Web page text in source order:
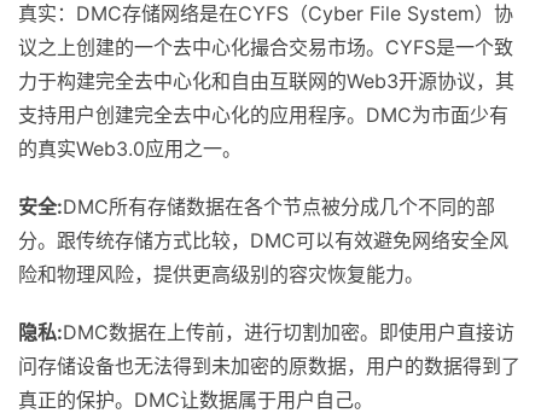
真实：DMC存储网络是在CYFS（Cyber File System）协
议之上创建的一个去中心化撮合交易市场。CYFS是一个致
力于构建完全去中心化和自由互联网的Web3开源协议，其
支持用户创建完全去中心化的应用程序。DMC为市面少有
的真实Web3.0应用之一。
安全:DMC所有存储数据在各个节点被分成几个不同的部
分。跟传统存储方式比较，DMC可以有效避免网络安全风
险和物理风险，提供更高级别的容灾恢复能力。
隐私:DMC数据在上传前，进行切割加密。即使用户直接访
问存储设备也无法得到未加密的原数据，用户的数据得到了
真正的保护。DMC让数据属于用户自己。